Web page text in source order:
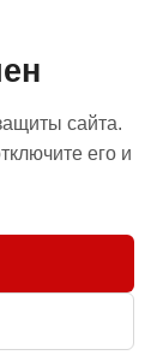
сайта.
его и